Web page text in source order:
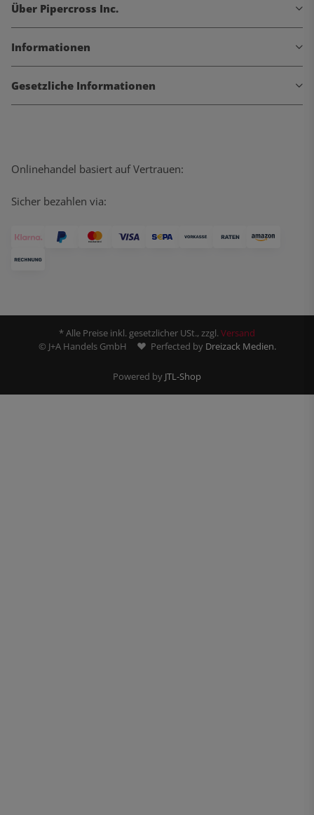
Über Pipercross Inc.
Informationen
Gesetzliche Informationen
Onlinehandel basiert auf Vertrauen:
Sicher bezahlen via:
* Alle Preise inkl. gesetzlicher USt., zzgl.Versand
© J+A Handels GmbH
Perfected by Dreizack Medien.
Powered by JTL-Shop